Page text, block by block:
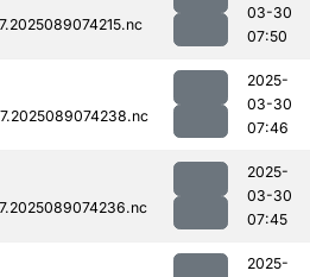
03-30
07:50
2025-
03-30
07:46
2025-
03-30
07:45
2025-